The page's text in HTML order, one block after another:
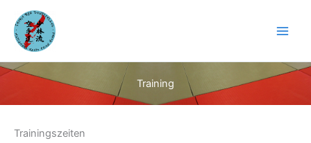
Inhalt
springen
Training
Trainingszeiten